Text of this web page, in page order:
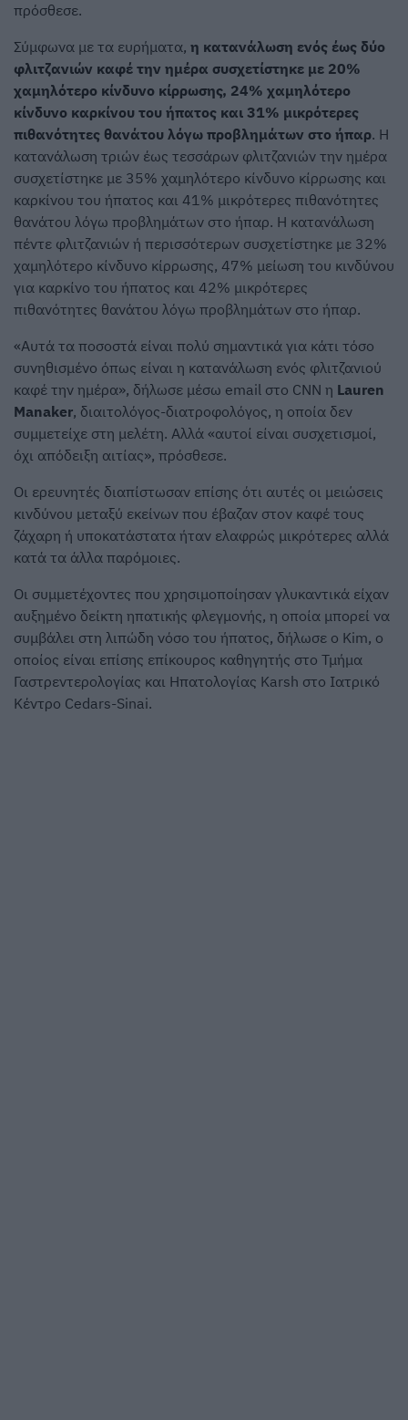
πρόσθεσε.
Σύμφωνα με τα ευρήματα, η κατανάλωση ενός έως δύο
φλιτζανιών καφέ την ημέρα συσχετίστηκε με 20%
χαμηλότερο κίνδυνο κίρρωσης, 24% χαμηλότερο
κίνδυνο καρκίνου του ήπατος και 31% μικρότερες
πιθανότητες θανάτου λόγω προβλημάτων στο ήπαρ. Η
κατανάλωση τριών έως τεσσάρων φλιτζανιών την ημέρα
συσχετίστηκε με 35% χαμηλότερο κίνδυνο κίρρωσης και
καρκίνου του ήπατος και 41% μικρότερες πιθανότητες
θανάτου λόγω προβλημάτων στο ήπαρ. Η κατανάλωση
πέντε φλιτζανιών ή περισσότερων συσχετίστηκε με 32%
χαμηλότερο κίνδυνο κίρρωσης, 47% μείωση του κινδύνου
για καρκίνο του ήπατος και 42% μικρότερες
πιθανότητες θανάτου λόγω προβλημάτων στο ήπαρ.
«Αυτά τα ποσοστά είναι πολύ σημαντικά για κάτι τόσο
συνηθισμένο όπως είναι η κατανάλωση ενός φλιτζανιού
καφέ την ημέρα», δήλωσε μέσω email στο CNN η Lauren
Manaker, διαιτολόγος-διατροφολόγος, η οποία δεν
συμμετείχε στη μελέτη. Αλλά «αυτοί είναι συσχετισμοί,
όχι απόδειξη αιτίας», πρόσθεσε.
Οι ερευνητές διαπίστωσαν επίσης ότι αυτές οι μειώσεις
κινδύνου μεταξύ εκείνων που έβαζαν στον καφέ τους
ζάχαρη ή υποκατάστατα ήταν ελαφρώς μικρότερες αλλά
κατά τα άλλα παρόμοιες.
Οι συμμετέχοντες που χρησιμοποίησαν γλυκαντικά είχαν
αυξημένο δείκτη ηπατικής φλεγμονής, η οποία μπορεί να
συμβάλει στη λιπώδη νόσο του ήπατος, δήλωσε ο Kim, ο
οποίος είναι επίσης επίκουρος καθηγητής στο Τμήμα
Γαστρεντερολογίας και Ηπατολογίας Karsh στο Ιατρικό
Κέντρο Cedars-Sinai.